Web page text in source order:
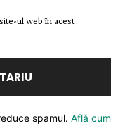
ul web în acest
spamul. Află cum